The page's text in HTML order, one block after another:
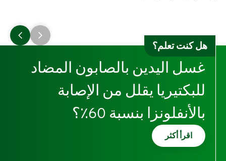
هل كنت تعلم؟
غسل اليدين بالصابون المضاد
للبكتيريا يقلل من الإصابة
بالأنفلونزا بنسبة 60٪؟
اقرأ أكثر